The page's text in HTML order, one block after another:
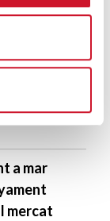
a mar
mercat